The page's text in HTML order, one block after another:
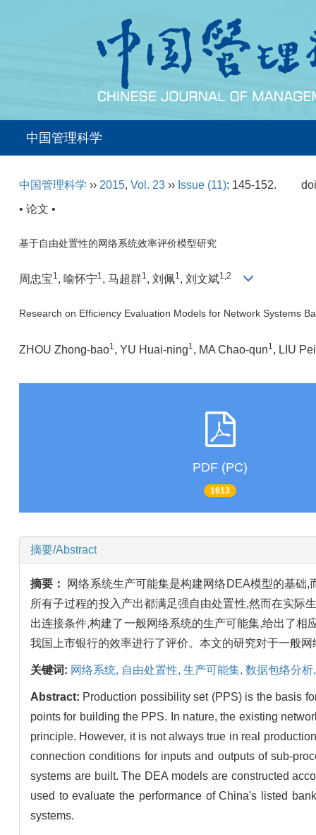
中国管理科学
中国管理科学 ›› 2015, Vol. 23 ›› Issue (11): 145-152.
• 论文 •
基于自由处置性的网络系统效率评价模型研究
周忠宝1, 喻怀宁1, 马超群1, 刘佩1, 刘文斌1,2
Research on Efficiency Evaluation Models for Network Systems
ZHOU Zhong-bao1 , YU Huai-ning1 , MA Chao-qun1 , LIU Pei
PDF (PC)
1613
摘要/Abstract
摘要： 网络系统生产可能集是构建网络DEA模型的基础
所有子过程的投入产出都满足强自由处置性,然而在实际
出连接条件,构建了一般网络系统的生产可能集,给出了
我国上市银行的效率进行了评价。本文的研究对于一般
关键词: 网络系统, 自由处置性, 生产可能集, 数据包络分
Abstract: Production possibility set (PPS) is the basis
points for building the PPS. In nature, the existing
principle. However, it is not always true in real
connection conditions for inputs and outputs of sub-
systems are built. The DEA models are constructed
used to evaluate the performance of China's listed
systems.